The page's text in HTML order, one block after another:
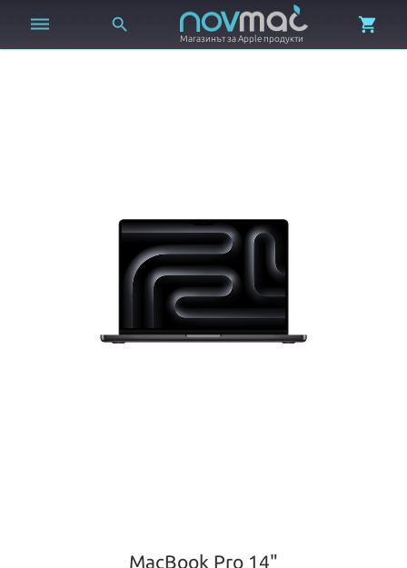
 
Магазинът за Apple продукти

MacBook Pro 14"